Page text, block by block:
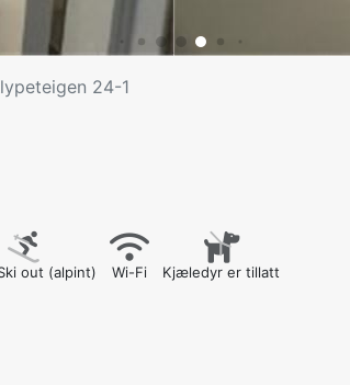
24-1
out (alpint) Wi-Fi Kjæledyr er tillatt